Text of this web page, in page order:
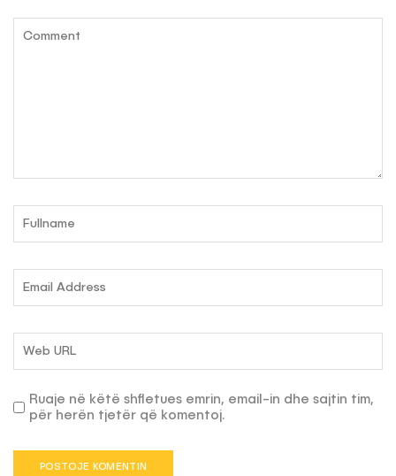
Ruaje në këtë shfletues emrin, email-in dhe sajtin tim,
për herën tjetër që komentoj.